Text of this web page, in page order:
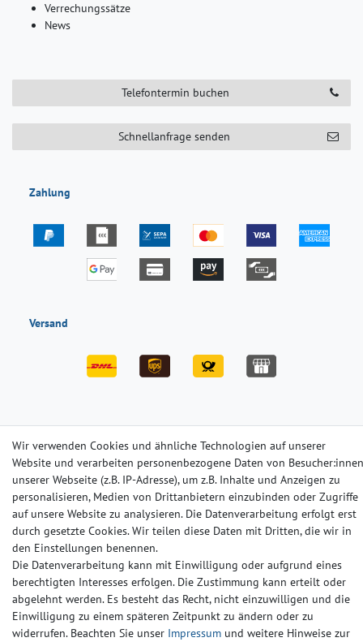
Verrechungssätze
News
Telefontermin buchen
Schnellanfrage senden
Zahlung
Versand
Barrierefreiheitserklärung Widerrufs­recht Kontakt
Wir verwenden Cookies und ähnliche Technologien auf unserer
Website und verarbeiten personenbezogene Daten von Besucher:innen
unserer Webseite (z.B. IP-Adresse), um z.B. Inhalte und Anzeigen zu
personalisieren, Medien von Drittanbietern einzubinden oder Zugriffe
auf unsere Website zu analysieren. Die Datenverarbeitung erfolgt erst
durch gesetzte Cookies. Wir teilen diese Daten mit Dritten, die wir in
den Einstellungen benennen.
Die Datenverarbeitung kann mit Einwilligung oder aufgrund eines
berechtigten Interesses erfolgen. Die Zustimmung kann erteilt oder
abgelehnt werden. Es besteht das Recht, nicht einzuwilligen und die
Einwilligung zu einem späteren Zeitpunkt zu ändern oder zu
widerrufen. Beachten Sie unser Impressum und weitere Hinweise zur
© Copyright 2024-2025 | Alle Rechte vorbehalten.
Widerrufs­recht Widerrufs­formular Impressum
Daten­schutz­erklärung AGB Kontakt